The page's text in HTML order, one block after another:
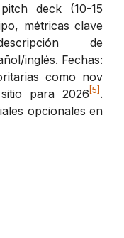
deck (10-15
métricas clave
de
inglés. Fechas:
como nov
para 2026 [5] .
opcionales en